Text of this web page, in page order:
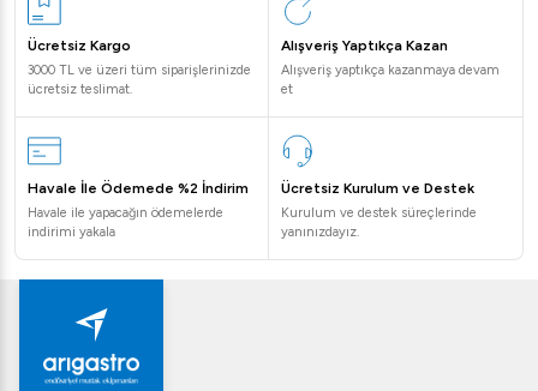
edilmesinin başlıca nedenlerinden biri, sunduğu yüksek
kapasiteli soğutma çözümüdür. Çalışma sıcaklığı aralığı
-5/-22°C olan bu ürün, hassas gıda saklama ihtiyaçlarına
uygun şekilde tasarlanmıştır. Ayrıca enerji tasarruflu yapısı
ve çevre dostu malzeme kullanımı, işletmelerin
maliyetlerini düşürürken çevresel ayak izlerini de azaltır.
Sıkça Sorulan Sorular
1.Öztiryakiler TA 470 LMV Derin Dondurucu hangi
malzemelerden üretilmiştir?
Ürün 304 kalite paslanmaz çelikten imal edilmiştir.
Ücretsiz Kargo
3000 TL ve üzeri tüm siparişlerinizde
ücretsiz teslimat.
Alışveriş Yaptıkça Kazan
Alışveriş yaptıkça kazanmaya devam
et
Havale İle Ödemede %2 İndirim
Havale ile yapacağın ödemelerde
indirimi yakala
Ücretsiz Kurulum ve Destek
Kurulum ve destek süreçlerinde
yanınızdayız.